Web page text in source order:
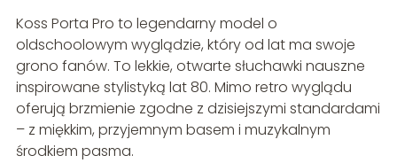
Koss Porta Pro to legendarny model o
oldschoolowym wyglądzie, który od lat ma swoje
grono fanów. To lekkie, otwarte słuchawki nauszne
inspirowane stylistyką lat 80. Mimo retro wyglądu
oferują brzmienie zgodne z dzisiejszymi standardami
– z miękkim, przyjemnym basem i muzykalnym
środkiem pasma.